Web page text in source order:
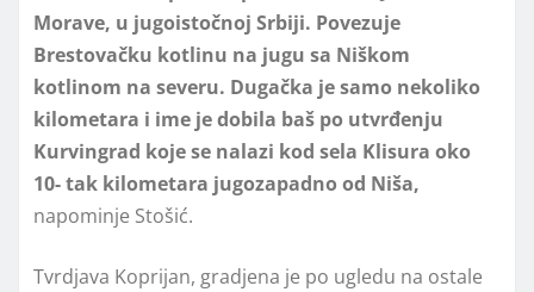
Morave, u jugoistočnoj Srbiji. Povezuje
Brestovačku kotlinu na jugu sa Niškom
kotlinom na severu. Dugačka je samo nekoliko
kilometara i ime je dobila baš po utvrđenju
Kurvingrad koje se nalazi kod sela Klisura oko
10- tak kilometara jugozapadno od Niša,
napominje Stošić.
Tvrdjava Koprijan, gradjena je po ugledu na ostale